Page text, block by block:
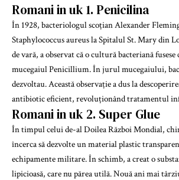
Romani in uk 1. Penicilina
În 1928, bacteriologul scoțian Alexander
Staphylococcus aureus la Spitalul St. Mary din
de vară, a observat că o cultură bacteriană
mucegaiul Penicillium. În jurul mucegaiului,
dezvoltau. Această observație a dus la
antibiotic eficient, revoluționând tratamentul
Romani in uk 2. Super Glue
În timpul celui de-al Doilea Război Mondial,
încerca să dezvolte un material plastic
echipamente militare. În schimb, a creat o
lipicioasă, care nu părea utilă. Nouă ani mai